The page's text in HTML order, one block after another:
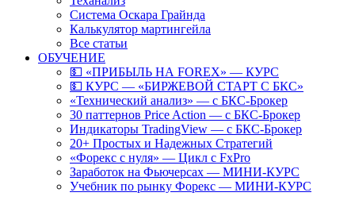
Система Оскара Грайнда
Калькулятор мартингейла
Все статьи
ОБУЧЕНИЕ
💵 «ПРИБЫЛЬ НА FOREX» — КУРС
💵 КУРС — «БИРЖЕВОЙ СТАРТ С БКС»
«Технический анализ» — с БКС-Брокер
30 паттернов Price Action — с БКС-Брокер
Индикаторы TradingView — с БКС-Брокер
20+ Простых и Надежных Стратегий
«Форекс с нуля» — Цикл с FxPro
Заработок на Фьючерсах — МИНИ-КУРС
Учебник по рынку Форекс — МИНИ-КУРС